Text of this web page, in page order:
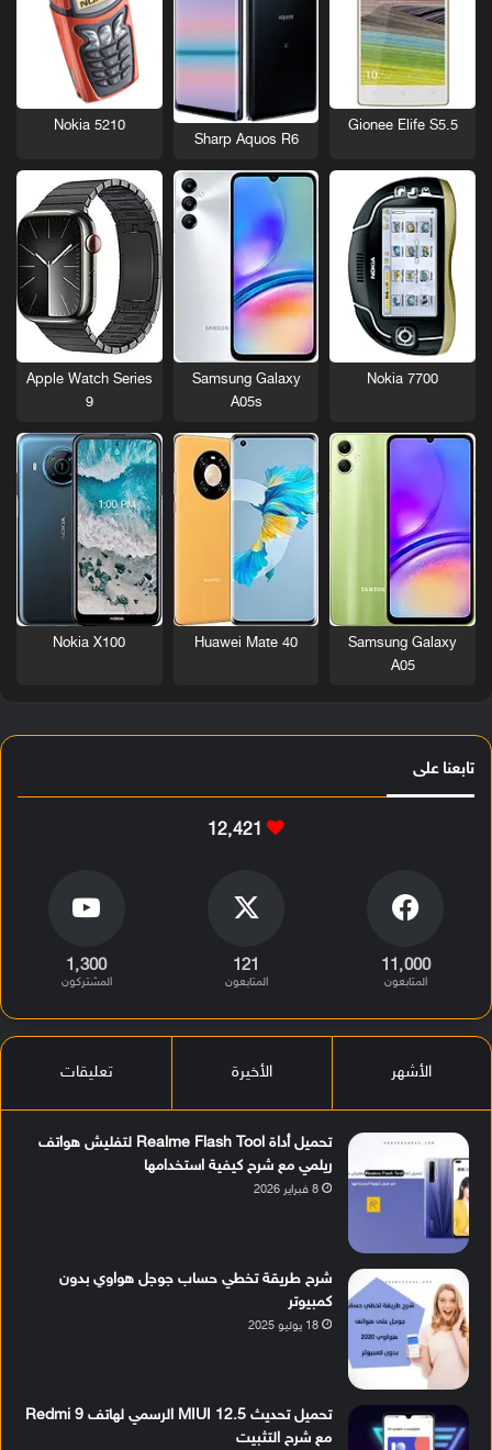
Gionee Elife S5.5
Sharp Aquos R6
Nokia 5210
Nokia 7700
Samsung Galaxy
A05s
Apple Watch Series
9
Samsung Galaxy
A05
Huawei Mate 40
Nokia X100
تابعنا على
12٬421
11٬000
المتابعون
121
المتابعون
1٬300
المشتركون
الأشهر الأخيرة تعليقات
تحميل أداة Realme Flash Tool لتفليش هواتف
ريلمي مع شرح كيفية استخدامها
8 فبراير 2026
شرح طريقة تخطي حساب جوجل هواوي بدون
كمبيوتر
18 يوليو 2025
تحميل تحديث MIUI 12.5 الرسمي لهاتف Redmi 9
مع شرح التثبيت